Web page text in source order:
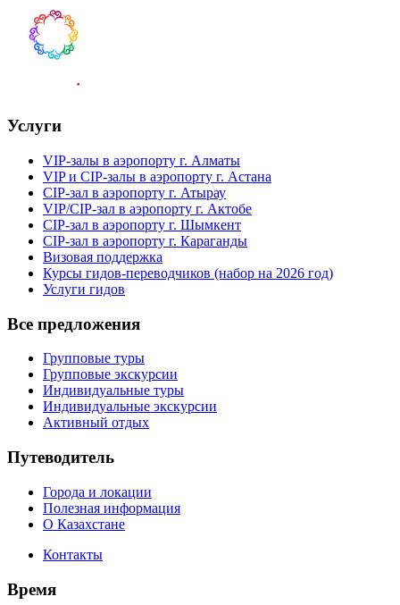
Услуги
VIP-залы в аэропорту г. Алматы
VIP и CIP-залы в аэропорту г. Астана
CIP-зал в аэропорту г. Атырау
VIP/CIP-зал в аэропорту г. Актобе
CIP-зал в аэропорту г. Шымкент
CIP-зал в аэропорту г. Караганды
Визовая поддержка
Курсы гидов-переводчиков (набор на 2026 год)
Услуги гидов
Все предложения
Групповые туры
Групповые экскурсии
Индивидуальные туры
Индивидуальные экскурсии
Активный отдых
Путеводитель
Города и локации
Полезная информация
О Казахстане
Контакты
Время